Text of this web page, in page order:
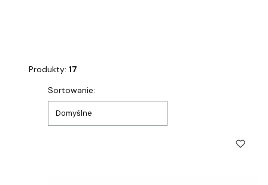
Produkty: 17
Lista produktów
Sortowanie:
Domyślne